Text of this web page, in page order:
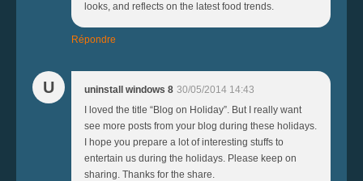
looks, and reflects on the latest food trends.
Répondre
U uninstall windows 8 30/05/2014 14:43
I loved the title “Blog on Holiday”. But I really want
see more posts from your blog during these holidays.
I hope you prepare a lot of interesting stuffs to
entertain us during the holidays. Please keep on
sharing. Thanks for the share.